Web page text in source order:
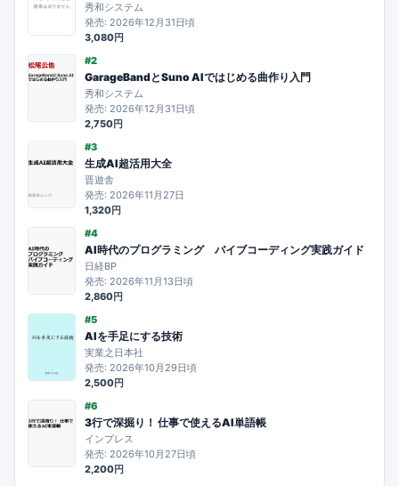
秀和システム
発売: 2026年12月31日頃
3,080円
#2
GarageBandとSuno AIではじめる曲作り入門
秀和システム
発売: 2026年12月31日頃
2,750円
#3
生成AI超活用大全
晋遊舎
発売: 2026年11月27日
1,320円
#4
AI時代のプログラミング バイブコーディング実践ガイド
日経BP
発売: 2026年11月13日頃
2,860円
#5
AIを手足にする技術
実業之日本社
発売: 2026年10月29日頃
2,500円
#6
3行で深掘り！ 仕事で使えるAI単語帳
インプレス
発売: 2026年10月27日頃
2,200円